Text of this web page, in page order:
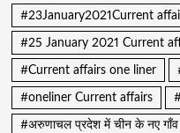
#23January2021Current
#25 January 2021 Current
#Current affairs one liner
#oneliner Current affairs
#अरुणाचल प्रदेश में चीन के नए गाँव